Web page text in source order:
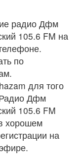
радио Дфм
105.6 FM на
по
для того
Радио Дфм
105.6 FM
хорошем
на